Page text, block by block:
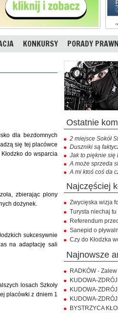
KONKURSY PORADY
dla bezdomnych
się tej placówce
do wsparcia
zbierając plony
dożynek.
sukcesywnie
na adaptację sali
losach Szkoły
placówki z dniem 1
ostatnie
2 miejsce Sokół
Duszniki są
Jak to pięknie się
A może sprzeda
A mi ktoś coś da
najczęściej
Zwycięska wizja
Turysta niechaj
Referendum
Sanepid o
Czy do Kłodzka
najnowsze
RADKÓW -
KUDOWA-
KUDOWA-
KUDOWA-
BYSTRZYCA